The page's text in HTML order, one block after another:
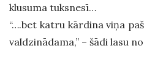
klusuma tuksnesī…
“….bet katru kārdina viņa
valdzinādama,” – šādi lasu